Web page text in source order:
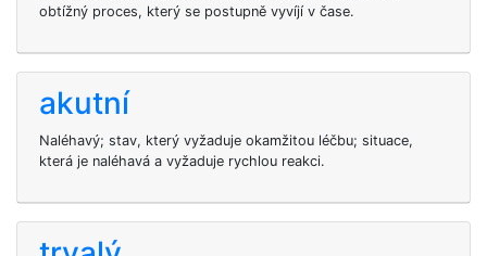
obtížný proces, který se postupně vyvíjí v čase.
akutní
Naléhavý; stav, který vyžaduje okamžitou léčbu; situace,
která je naléhavá a vyžaduje rychlou reakci.